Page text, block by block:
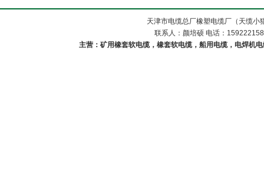
天津市电缆总厂橡塑电缆厂（天缆
联系人：颜培硕 电话：
主营：矿用橡套软电缆，橡套软电缆，船用电缆，电焊机